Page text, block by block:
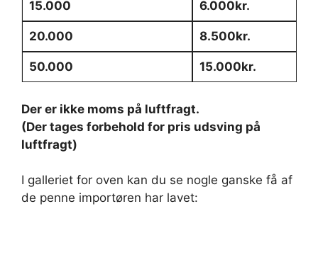
15.000 6.000kr.
20.000 8.500kr.
50.000 15.000kr.
Der er ikke moms på luftfragt.
(Der tages forbehold for pris udsving på
luftfragt)
I galleriet for oven kan du se nogle ganske få af
de penne importøren har lavet: